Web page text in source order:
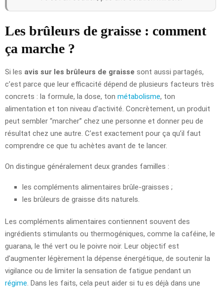
Les brûleurs de graisse : comment
ça marche ?
Si les avis sur les brûleurs de graisse sont aussi partagés,
c’est parce que leur efficacité dépend de plusieurs facteurs très
concrets : la formule, la dose, ton métabolisme, ton
alimentation et ton niveau d’activité. Concrètement, un produit
peut sembler “marcher” chez une personne et donner peu de
résultat chez une autre. C’est exactement pour ça qu’il faut
comprendre ce que tu achètes avant de te lancer.
On distingue généralement deux grandes familles :
les compléments alimentaires brûle-graisses ;
les brûleurs de graisse dits naturels.
Les compléments alimentaires contiennent souvent des
ingrédients stimulants ou thermogéniques, comme la caféine, le
guarana, le thé vert ou le poivre noir. Leur objectif est
d’augmenter légèrement la dépense énergétique, de soutenir la
vigilance ou de limiter la sensation de fatigue pendant un
régime . Dans les faits, cela peut aider si tu es déjà dans une